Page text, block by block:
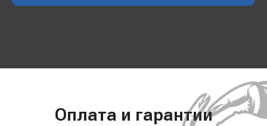
Оплата и гарантии